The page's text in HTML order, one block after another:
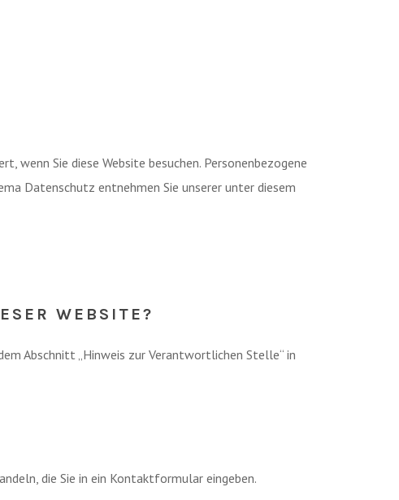
wenn Sie diese Website besuchen. Personenbezogene
Datenschutz entnehmen Sie unserer unter diesem
WEBSITE?
Abschnitt „Hinweis zur Verantwortlichen Stelle“ in
die Sie in ein Kontaktformular eingeben.